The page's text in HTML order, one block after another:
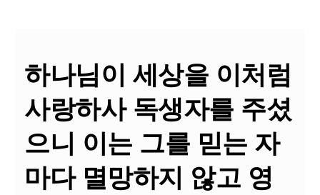
하나님이 세상을 이처럼
사랑하사 독생자를 주셨
으니 이는 그를 믿는 자
마다 멸망하지 않고 영